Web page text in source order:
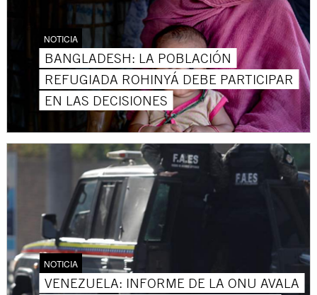
NOTICIA
BANGLADESH: LA POBLACIÓN
REFUGIADA ROHINYÁ DEBE PARTICIPAR
EN LAS DECISIONES
NOTICIA
VENEZUELA: INFORME DE LA ONU AVALA